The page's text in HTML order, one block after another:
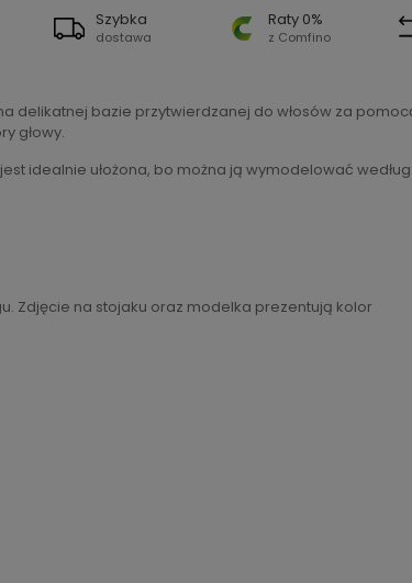
Szybka
dostawa
Raty 0%
z Comfino
delikatnej bazie przytwierdzanej do włosów za
głowy.
idealnie ułożona, bo można ją wymodelować
Zdjęcie na stojaku oraz modelka prezentują kolor